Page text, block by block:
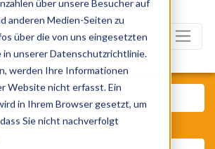
über unsere Besucher auf
anderen Medien-Seiten zu
über die von uns eingesetzten
in unserer Datenschutzrichtlinie.
werden Ihre Informationen
Website nicht erfasst. Ein
in Ihrem Browser gesetzt, um
Sie nicht nachverfolgt
Was? Künstler, Zelte, Bands,